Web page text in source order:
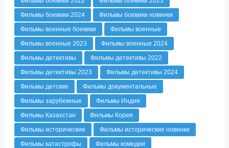
Фильмы боевики 2024
Фильмы боевики новинки
Фильмы военные боевики
Фильмы военные
Фильмы военные 2023
Фильмы военные 2024
Фильмы детективы
Фильмы детективы 2022
Фильмы детективы 2023
Фильмы детективы 2024
Фильмы детские
Фильмы документальные
Фильмы зарубежные
Фильмы Индия
Фильмы Казахстан
Фильмы Корея
Фильмы исторические
Фильмы исторические новинки
Фильмы катастрофы
Фильмы комедии